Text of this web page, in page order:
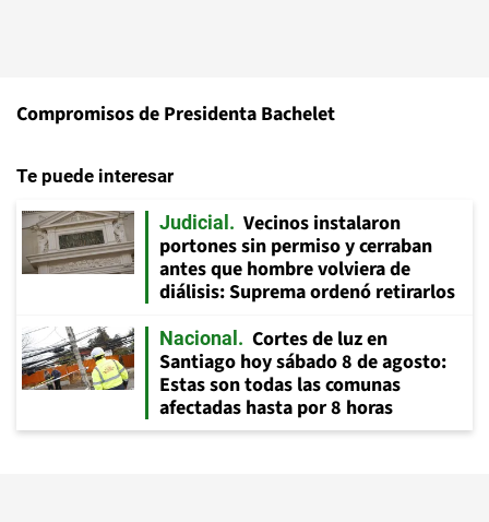
Compromisos de Presidenta Bachelet
Te puede interesar
Judicial
Vecinos instalaron
portones sin permiso y cerraban
antes que hombre volviera de
diálisis: Suprema ordenó retirarlos
Nacional
Cortes de luz en
Santiago hoy sábado 8 de agosto:
Estas son todas las comunas
afectadas hasta por 8 horas